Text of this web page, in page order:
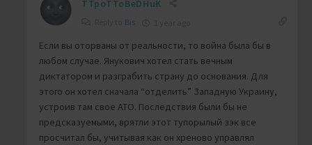
TTpoTToBeDHuK
Bis
Если вы оторваны от реальности, то война была бы в
любом случае. Янукович хотел стать вечным
диктатором и разграбить страну до основания. Для
этого он хотел сначала “отделить” Западную Украину,
устроив там свое АТО. Последствия были бы не
предсказуемыми, врятли этот тупорылый зэк все
просчитал бы, учитывая как он хреново управлял